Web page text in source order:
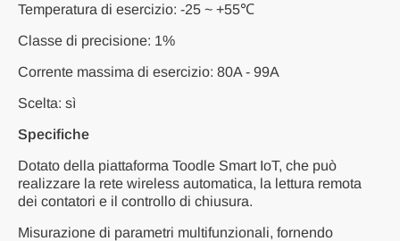
Temperatura di esercizio: -25 ~ +55℃
Classe di precisione: 1%
Corrente massima di esercizio: 80A - 99A
Scelta: sì
Specifiche
Dotato della piattaforma Toodle Smart IoT, che può
realizzare la rete wireless automatica, la lettura remota
dei contatori e il controllo di chiusura.
Misurazione di parametri multifunzionali, fornendo